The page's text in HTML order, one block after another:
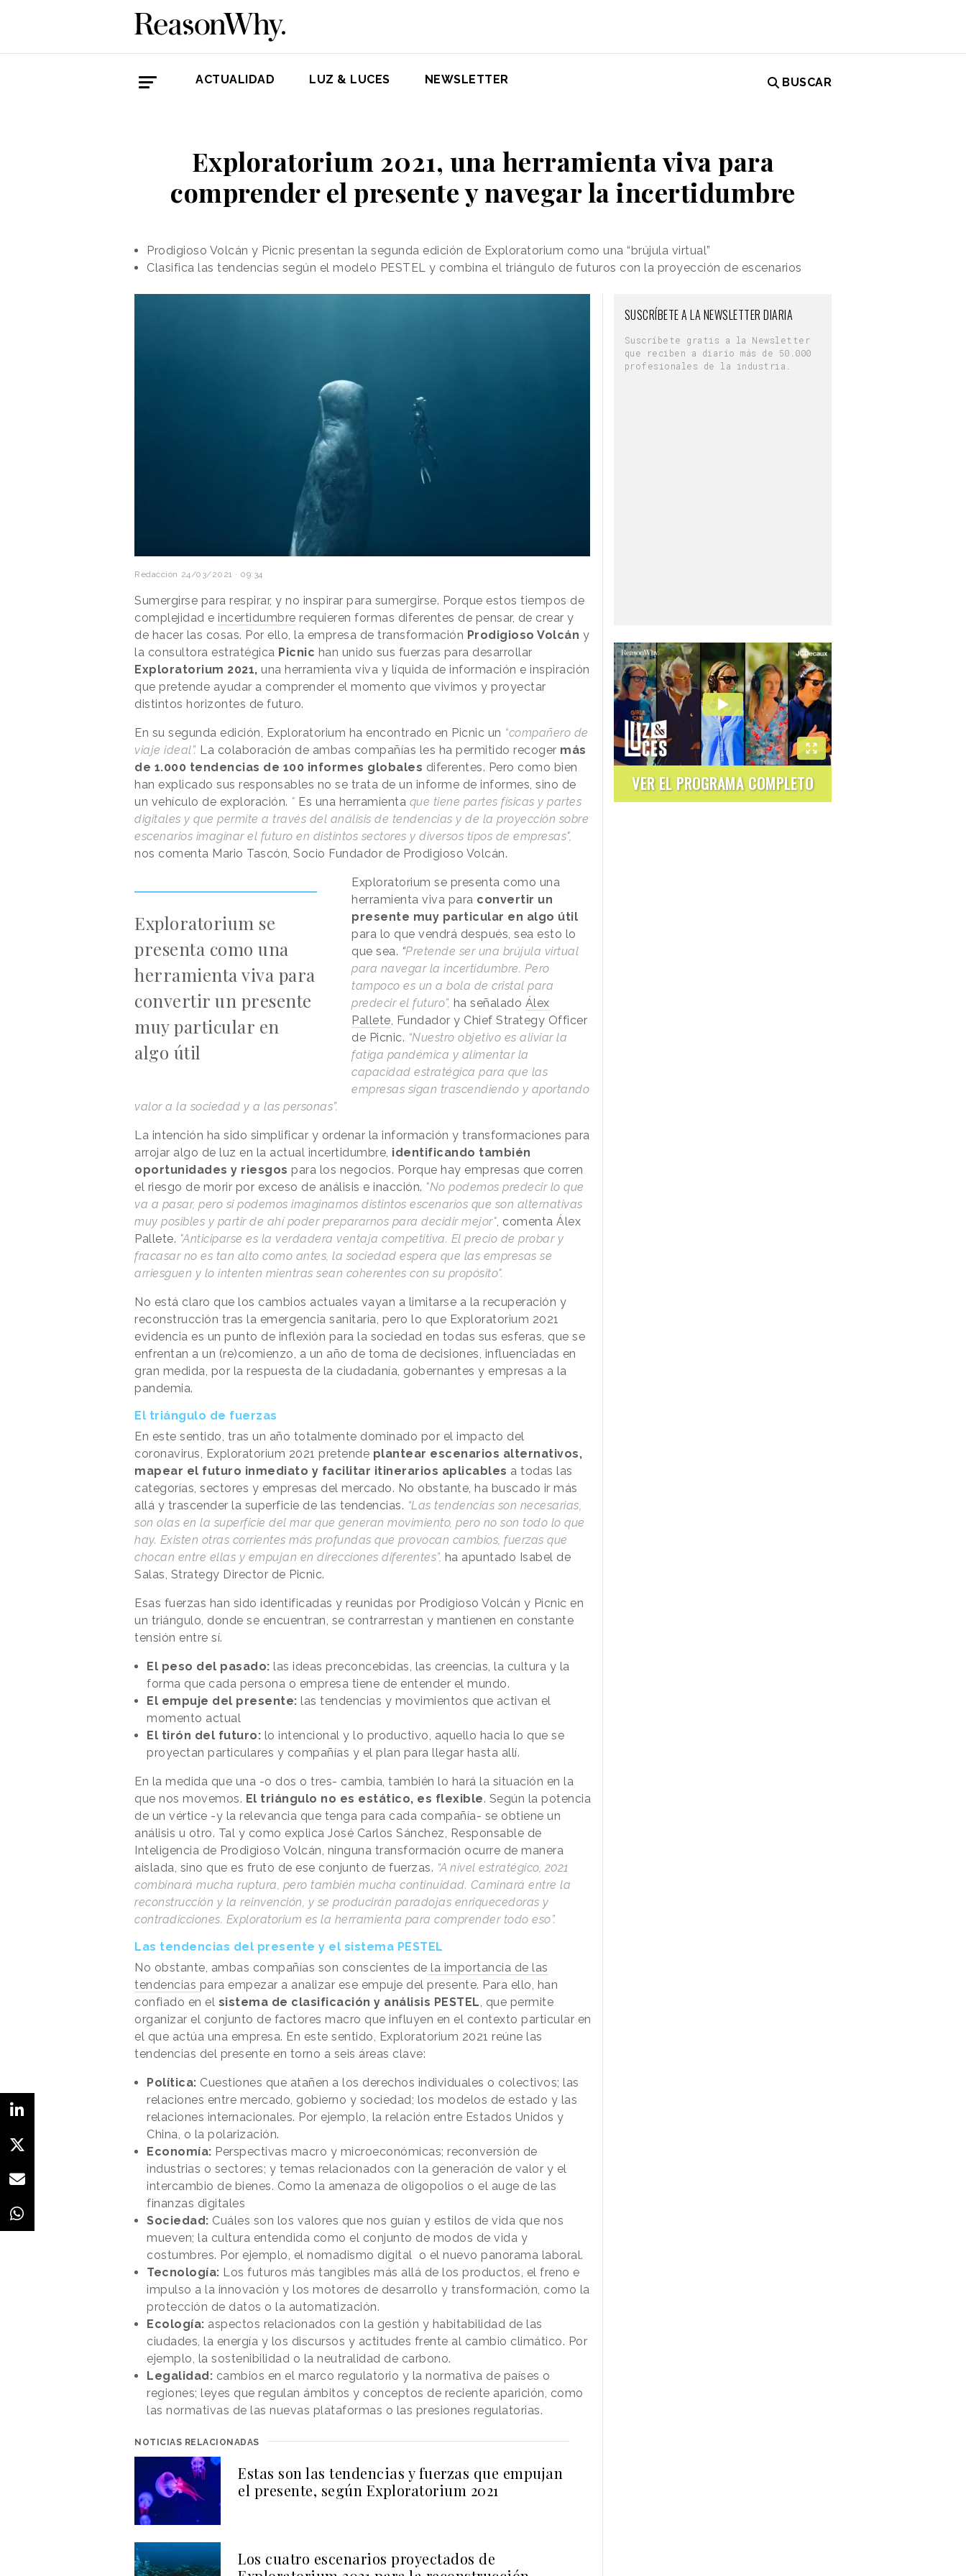
ACTUALIDAD LUZ & LUCES NEWSLETTER BUSCAR
Exploratorium 2021, una herramienta viva para
comprender el presente y navegar la incertidumbre
Prodigioso Volcán y Picnic presentan la segunda edición de Exploratorium como una “brújula virtual”
Clasifica las tendencias según el modelo PESTEL y combina el triángulo de futuros con la proyección de escenarios
Redacción 24/03/2021 · 09:34
Sumergirse para respirar, y no inspirar para sumergirse. Porque estos tiempos de
complejidad e incertidumbre requieren formas diferentes de pensar, de crear y
de hacer las cosas. Por ello, la empresa de transformación Prodigioso Volcán y
la consultora estratégica Picnic han unido sus fuerzas para desarrollar
Exploratorium 2021, una herramienta viva y líquida de información e inspiración
que pretende ayudar a comprender el momento que vivimos y proyectar
distintos horizontes de futuro.
En su segunda edición, Exploratorium ha encontrado en Picnic un “compañero de
viaje ideal”. La colaboración de ambas compañías les ha permitido recoger más
de 1.000 tendencias de 100 informes globales diferentes. Pero como bien
han explicado sus responsables no se trata de un informe de informes, sino de
un vehículo de exploración. " Es una herramienta que tiene partes físicas y partes
digitales y que permite a través del análisis de tendencias y de la proyección sobre
escenarios imaginar el futuro en distintos sectores y diversos tipos de empresas",
nos comenta Mario Tascón, Socio Fundador de Prodigioso Volcán.
Exploratorium se
presenta como una
herramienta viva para
convertir un presente
muy particular en
algo útil
Exploratorium se presenta como una
herramienta viva para convertir un
presente muy particular en algo útil
para lo que vendrá después, sea esto lo
que sea. “Pretende ser una brújula virtual
para navegar la incertidumbre. Pero
tampoco es un a bola de cristal para
predecir el futuro”, ha señalado Álex
Pallete , Fundador y Chief Strategy Officer
de Picnic. “Nuestro objetivo es aliviar la
fatiga pandémica y alimentar la
capacidad estratégica para que las
empresas sigan trascendiendo y aportando
valor a la sociedad y a las personas”.
La intención ha sido simplificar y ordenar la información y transformaciones para
arrojar algo de luz en la actual incertidumbre, identificando también
oportunidades y riesgos para los negocios. Porque hay empresas que corren
el riesgo de morir por exceso de análisis e inacción. "No podemos predecir lo que
va a pasar, pero si podemos imaginarnos distintos escenarios que son alternativas
muy posibles y partir de ahí poder prepararnos para decidir mejor" , comenta Álex
Pallete. "Anticiparse es la verdadera ventaja competitiva. El precio de probar y
fracasar no es tan alto como antes, la sociedad espera que las empresas se
arriesguen y lo intenten mientras sean coherentes con su propósito".
No está claro que los cambios actuales vayan a limitarse a la recuperación y
reconstrucción tras la emergencia sanitaria, pero lo que Exploratorium 2021
evidencia es un punto de inflexión para la sociedad en todas sus esferas, que se
enfrentan a un (re)comienzo, a un año de toma de decisiones, influenciadas en
gran medida, por la respuesta de la ciudadanía, gobernantes y empresas a la
pandemia.
El triángulo de fuerzas
En este sentido, tras un año totalmente dominado por el impacto del
coronavirus, Exploratorium 2021 pretende plantear escenarios alternativos,
mapear el futuro inmediato y facilitar itinerarios aplicables a todas las
categorías, sectores y empresas del mercado. No obstante, ha buscado ir más
allá y trascender la superficie de las tendencias. “Las tendencias son necesarias,
son olas en la superficie del mar que generan movimiento, pero no son todo lo que
hay. Existen otras corrientes más profundas que provocan cambios, fuerzas que
chocan entre ellas y empujan en direcciones diferentes”, ha apuntado Isabel de
Salas, Strategy Director de Picnic.
Esas fuerzas han sido identificadas y reunidas por Prodigioso Volcán y Picnic en
un triángulo, donde se encuentran, se contrarrestan y mantienen en constante
tensión entre sí.
El peso del pasado: las ideas preconcebidas, las creencias, la cultura y la
forma que cada persona o empresa tiene de entender el mundo.
El empuje del presente: las tendencias y movimientos que activan el
momento actual
El tirón del futuro: lo intencional y lo productivo, aquello hacia lo que se
proyectan particulares y compañías y el plan para llegar hasta allí.
En la medida que una -o dos o tres- cambia, también lo hará la situación en la
que nos movemos. El triángulo no es estático, es flexible. Según la potencia
de un vértice -y la relevancia que tenga para cada compañía- se obtiene un
análisis u otro. Tal y como explica José Carlos Sánchez, Responsable de
Inteligencia de Prodigioso Volcán, ninguna transformación ocurre de manera
aislada, sino que es fruto de ese conjunto de fuerzas. “A nivel estratégico, 2021
combinará mucha ruptura, pero también mucha continuidad. Caminará entre la
reconstrucción y la reinvención, y se producirán paradojas enriquecedoras y
contradicciones. Exploratorium es la herramienta para comprender todo eso”.
Las tendencias del presente y el sistema PESTEL
No obstante, ambas compañías son conscientes de la importancia de las
tendencias para empezar a analizar ese empuje del presente. Para ello, han
confiado en el sistema de clasificación y análisis PESTEL , que permite
organizar el conjunto de factores macro que influyen en el contexto particular en
el que actúa una empresa. En este sentido, Exploratorium 2021 reúne las
tendencias del presente en torno a seis áreas clave:
Política: Cuestiones que atañen a los derechos individuales o colectivos; las
relaciones entre mercado, gobierno y sociedad; los modelos de estado y las
relaciones internacionales. Por ejemplo, la relación entre Estados Unidos y
China, o la polarización.
Economía: Perspectivas macro y microeconómicas; reconversión de
industrias o sectores; y temas relacionados con la generación de valor y el
intercambio de bienes. Como la amenaza de oligopolios o el auge de las
finanzas digitales
Sociedad: Cuáles son los valores que nos guían y estilos de vida que nos
mueven; la cultura entendida como el conjunto de modos de vida y
costumbres. Por ejemplo, el nomadismo digital o el nuevo panorama laboral.
Tecnología: Los futuros más tangibles más allá de los productos, el freno e
impulso a la innovación y los motores de desarrollo y transformación, como la
protección de datos o la automatización.
Ecología: aspectos relacionados con la gestión y habitabilidad de las
ciudades, la energía y los discursos y actitudes frente al cambio climático. Por
ejemplo, la sostenibilidad o la neutralidad de carbono.
Legalidad: cambios en el marco regulatorio y la normativa de países o
regiones; leyes que regulan ámbitos y conceptos de reciente aparición, como
las normativas de las nuevas plataformas o las presiones regulatorias.
NOTICIAS RELACIONADAS
Estas son las tendencias y fuerzas que empujan
el presente, según Exploratorium 2021
Los cuatro escenarios proyectados de
SUSCRÍBETE A LA NEWSLETTER DIARIA
Suscríbete gratis a la Newsletter
que reciben a diario más de 50.000
profesionales de la industria.
VER EL PROGRAMA COMPLETO